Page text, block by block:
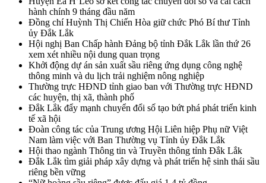
hành chính 9 tháng đầu năm
Đồng chí Huỳnh Thị Chiến Hòa giữ chức Phó Bí thư Tỉnh
ủy Đắk Lắk
Hội nghị Ban Chấp hành Đảng bộ tỉnh Đắk Lắk lần thứ 26
xem xét nhiều nội dung quan trọng
Khởi động dự án sản xuất sầu riêng ứng dụng công nghệ
thông minh và du lịch trải nghiệm nông nghiệp
Thường trực HĐND tỉnh giao ban với Thường trực HĐND
các huyện, thị xã, thành phố
Đắk Lắk đẩy mạnh chuyển đổi số tạo bứt phá phát triển kinh
tế xã hội
Đoàn công tác của Trung ương Hội Liên hiệp Phụ nữ Việt
Nam làm việc với Ban Thường vụ Tỉnh ủy Đắk Lắk
Hội thao ngành Thông tin và Truyền thông tỉnh Đắk Lắk
Đắk Lắk tìm giải pháp xây dựng và phát triển hệ sinh thái sầu
riêng bền vững